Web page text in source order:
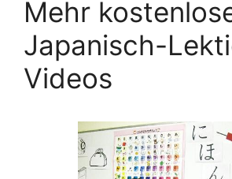
Mehr
Japanisch-
Videos